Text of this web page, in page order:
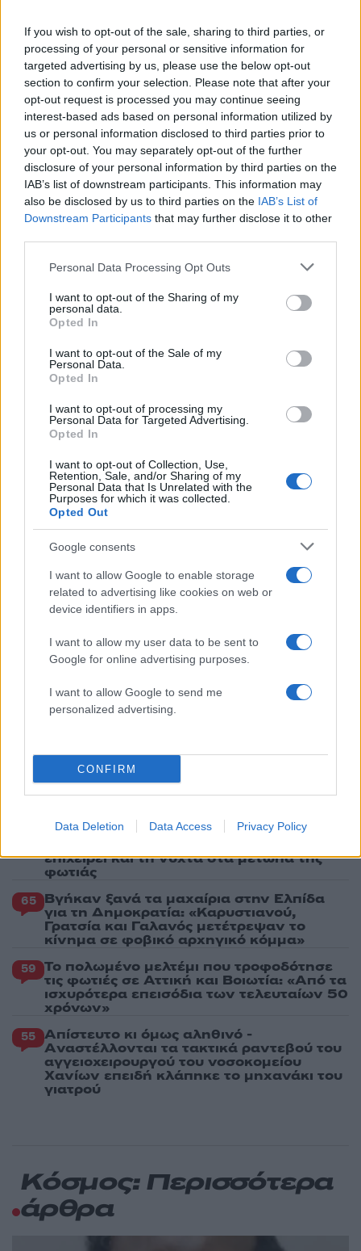
If you wish to opt-out of the sale, sharing to third parties, or
processing of your personal or sensitive information for
targeted advertising by us, please use the below opt-out
section to confirm your selection. Please note that after your
opt-out request is processed you may continue seeing
interest-based ads based on personal information utilized by
us or personal information disclosed to third parties prior to
your opt-out. You may separately opt-out of the further
disclosure of your personal information by third parties on the
IAB’s list of downstream participants. This information may
also be disclosed by us to third parties on the IAB’s List of
Downstream Participants that may further disclose it to other
Please note that this website/app uses one or more Google
not limited to your visit or usage behaviour. You may click to
grant or deny consent to Google and its third-party tags to
use your data for below specified purposes in below Google
consent section.
Personal Data Processing Opt Outs
I want to opt-out of the Sharing of my
personal data.
Opted In
I want to opt-out of the Sale of my
Personal Data.
Opted In
I want to opt-out of processing my
Personal Data for Targeted Advertising.
Opted In
I want to opt-out of Collection, Use,
Retention, Sale, and/or Sharing of my
Personal Data that Is Unrelated with the
Purposes for which it was collected.
Opted Out
Google consents
I want to allow Google to enable storage
related to advertising like cookies on web or
device identifiers in apps.
I want to allow my user data to be sent to
Google for online advertising purposes.
I want to allow Google to send me
personalized advertising.
CONFIRM
Data Deletion Data Access Privacy Policy
2000 /2000
Υποβολή σχολίου
Όροι Χρήσης. Το site προστατεύεται από reCAPTCHA, ισχύουν
Πολιτική Απορρήτου&Όροι Χρήσης της Google.
Κόσμος
Share:
Ακολουθήστε το Νewsit.gr στοGoogle Newsκαι
ενημερωθείτε πρώτοι για όλη την ειδησεογραφία και τα
τελευταία νέατης ημέρας
Πιο δημοφιλή
Σέρρες: Βίντεο ντοκουμέντο από το
τροχαίο με νεκρούς μητέρα και γιο – Ο
οδηγός του φορτηγού κατέγραψε τη
σύγκρουση
Marfin: Η 46χρονη πήρε προθεσμία για να
απολογηθεί την Τρίτη – «Είναι αθώα,
συμμετείχε στη διαδήλωση όπως και
100.000 άτομα»
Στα Χανιά για ολιγοήμερες διακοπές ο
Κυριάκος Μητσοτάκης με την σύζυγό του
Μαρέβα
Σίντνεϊ Τάουλ: Πέθανε σε ηλικία 26 ετών η
σταρ του TikTok – Kατέγραφε τη ζωή της
Μεταφορές χρημάτων: Πότε μπορεί να
– Τι ισχυεί για τις γονικές παροχές
184 Έφυγαν οι συνεργάτες, μένει η Μαρία
Καρυστιανού - Η επόμενη μέρα για την
Canadair 515: Οι πρώτες εικόνες από την
επιχειρεί και τη νύχτα στα μέτωπα της
φωτιάς
65 Βγήκαν ξανά τα μαχαίρια στην Ελπίδα
για τη Δημοκρατία: «Καρυστιανού,
Γρατσία και Γαλανός μετέτρεψαν το
κίνημα σε φοβικό αρχηγικό κόμμα»
59 Το πολωμένο μελτέμι που τροφοδότησε
τις φωτιές σε Αττική και Βοιωτία: «Από τα
ισχυρότερα επεισόδια των τελευταίων 50
χρόνων»
55 Απίστευτο κι όμως αληθινό -
Aναστέλλονται τα τακτικά ραντεβού του
αγγειοχειρουργού του νοσοκομείου
Χανίων επειδή κλάπηκε το μηχανάκι του
γιατρού
Κόσμος: Περισσότερα
άρθρα